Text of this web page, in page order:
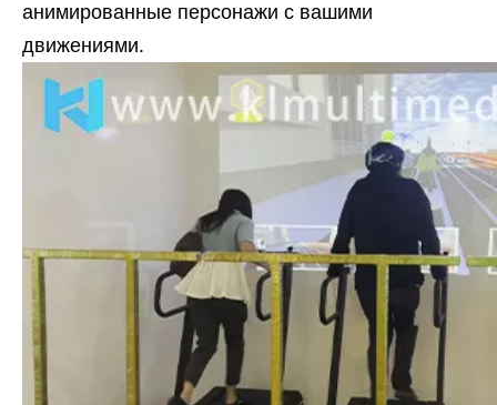
анимированные персонажи с вашими
движениями.